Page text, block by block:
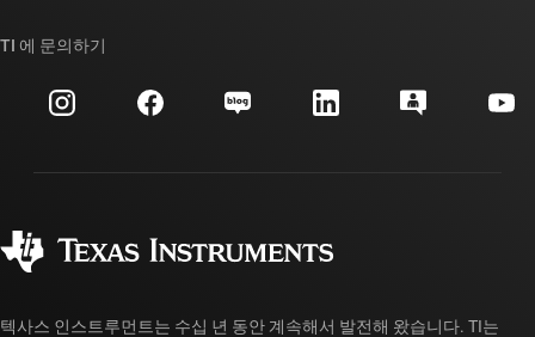
투자 관계
제조
대체품 검색
고객 지원 센터
myTI 계정 FAQ
주문 FAQ
TI 에 문의하기
텍사스 인스트루먼트는 수십 년 동안 계속해서 발전해 왔습니다. TI는